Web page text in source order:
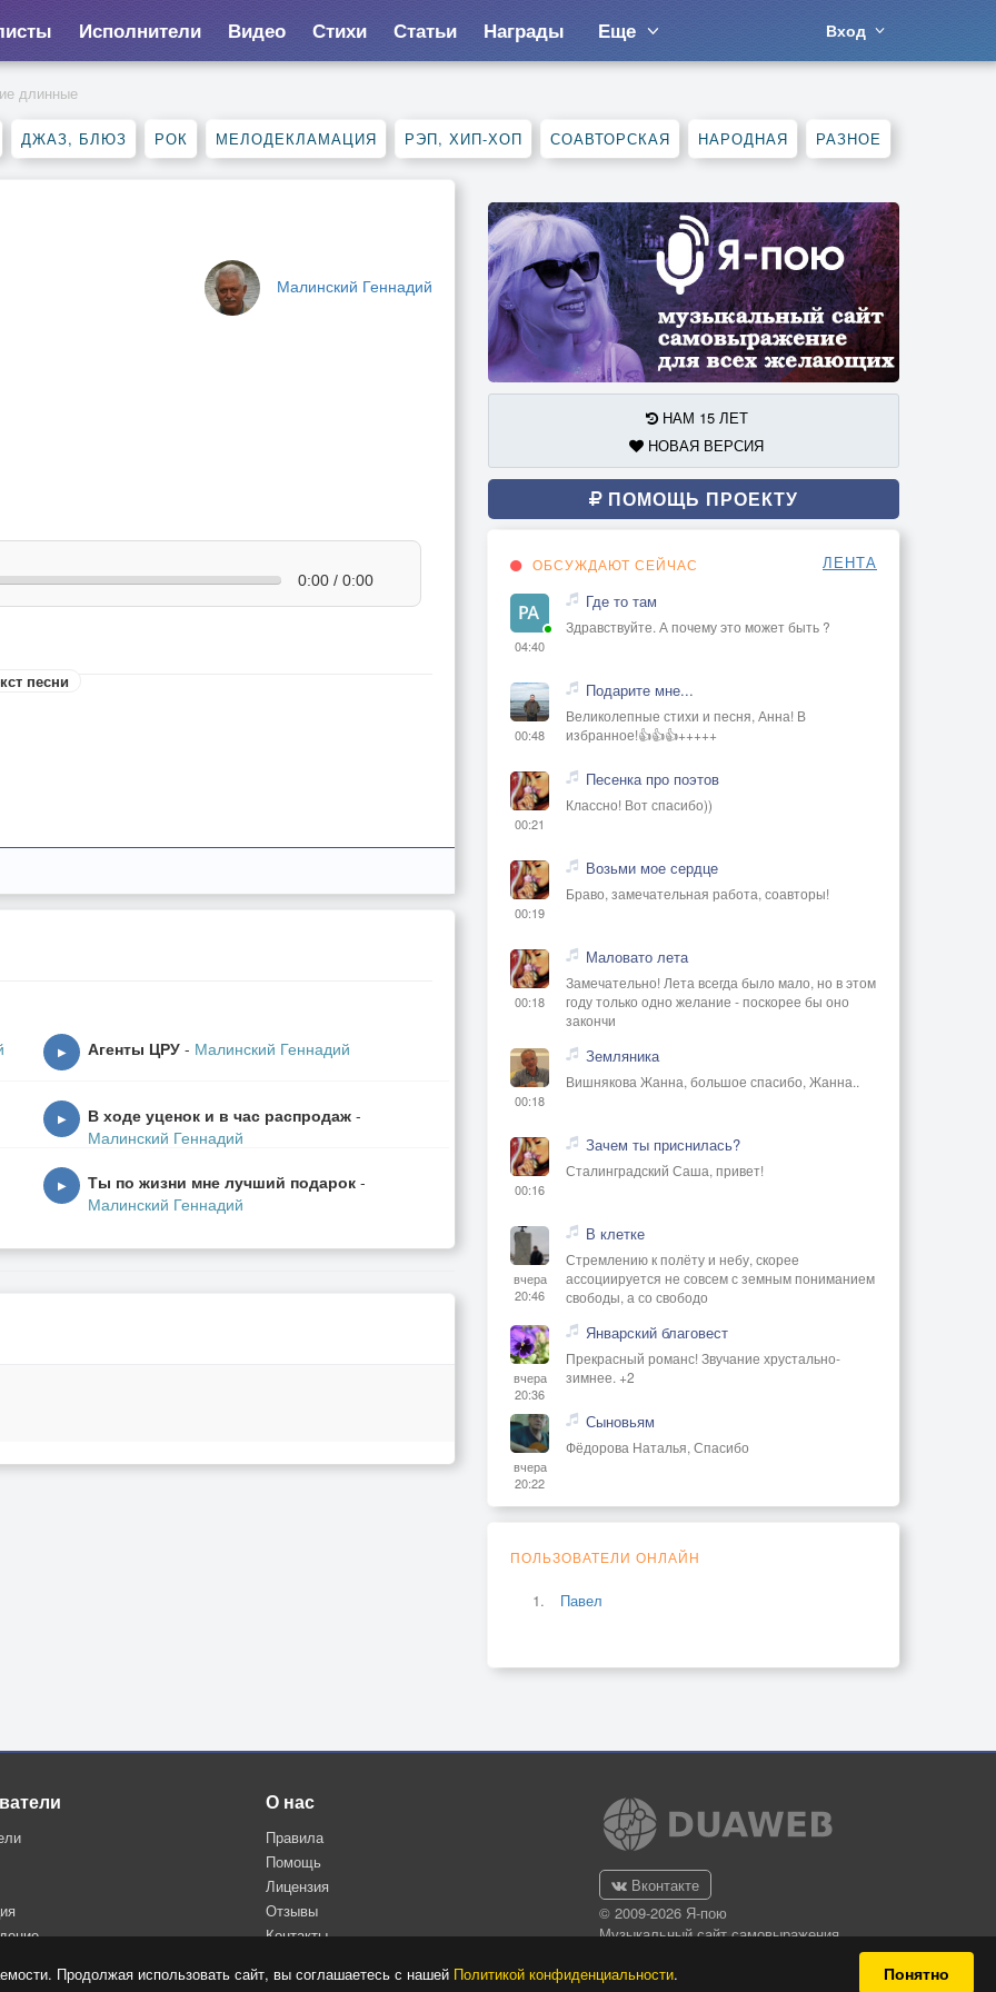
Продолжая использовать сайт, вы соглашаетесь с нашей Политикой конфиденциальности. Понятно
Исполнители Видео Стихи Статьи Награды Еще Вход
длинные
ДЖАЗ, БЛЮЗ РОК МЕЛОДЕКЛАМАЦИЯ РЭП, ХИП-ХОП СОАВТОРСКАЯ НАРОДНАЯ РАЗНОЕ
Малинский Геннадий
0:00 / 0:00
песни
▶ Агенты ЦРУ - Малинский Геннадий
▶ В ходе уценок и в час распродаж -
Малинский Геннадий
▶ Ты по жизни мне лучший подарок -
Малинский Геннадий
НАМ 15 ЛЕТ
НОВАЯ ВЕРСИЯ
ПОМОЩЬ ПРОЕКТУ
ОБСУЖДАЮТ СЕЙЧАС ЛЕНТА
04:40
Где то там
Здравствуйте. А почему это может быть ?
00:48
Подарите мне...
Великолепные стихи и песня, Анна! В
избранное!👍👍👍+++++
00:21
Песенка про поэтов
Классно! Вот спасибо))
00:19
Возьми мое сердце
Браво, замечательная работа, соавторы!
00:18
Маловато лета
Замечательно! Лета всегда было мало, но в этом
году только одно желание - поскорее бы оно
закончи
00:18
Земляника
Вишнякова Жанна, большое спасибо, Жанна..
00:16
Зачем ты приснилась?
Сталинградский Саша, привет!
вчера
20:46
В клетке
Стремлению к полёту и небу, скорее
ассоциируется не совсем с земным пониманием
свободы, а со свободо
вчера
20:36
Январский благовест
Прекрасный романс! Звучание хрустально-
зимнее. +2
вчера
20:22
Сыновьям
Фёдорова Наталья, Спасибо
ПОЛЬЗОВАТЕЛИ ОНЛАЙН
Павел
О нас
Правила
Помощь
Лицензия
Отзывы
Контакты
Вконтакте
© 2009-2026 Я-пою
Музыкальный сайт самовыражения